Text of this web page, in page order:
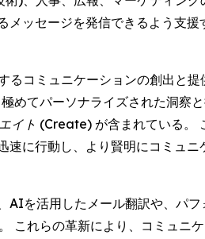
ッセージを発信できるよう支
コミュニケーションの創出と提
めてパーソナライズされた洞察
イト (Create) が含まれている。
速に行動し、より賢明にコミュニ
AIを活用したメール翻訳や、パフ
これらの革新により、コミュニ